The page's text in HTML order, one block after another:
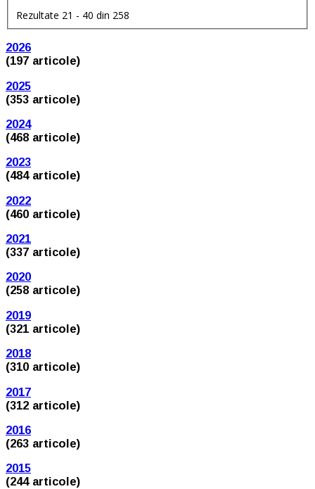
Rezultate 21 - 40 din 258
2026
(197 articole)
2025
(353 articole)
2024
(468 articole)
2023
(484 articole)
2022
(460 articole)
2021
(337 articole)
2020
(258 articole)
2019
(321 articole)
2018
(310 articole)
2017
(312 articole)
2016
(263 articole)
2015
(244 articole)